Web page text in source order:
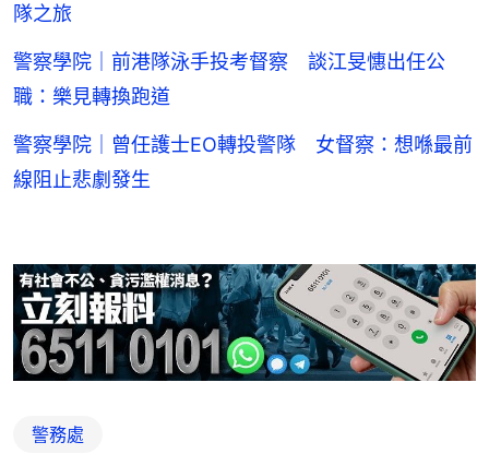
隊之旅
警察學院｜前港隊泳手投考督察 談江旻憓出任公
職：樂見轉換跑道
警察學院｜曾任護士EO轉投警隊 女督察：想喺最前
線阻止悲劇發生
警務處